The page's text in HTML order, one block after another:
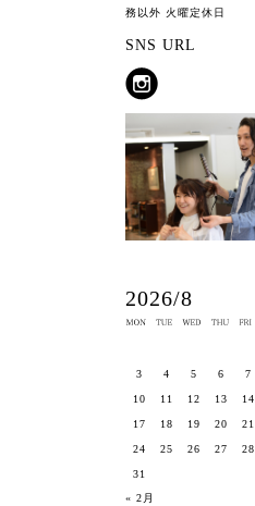
務以外 火曜定休日
SNS URL
2026/8
« 2月
3 4 5 6 7
10 11 12 13 14
17 18 19 20 21
24 25 26 27 28
31